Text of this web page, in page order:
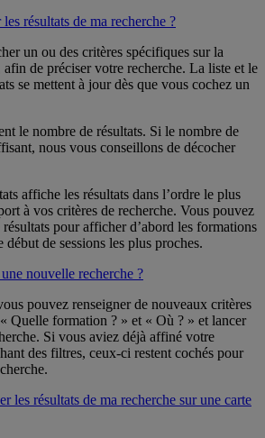
résultats de ma recherche ?
un ou des critères spécifiques sur la
afin de préciser votre recherche. La liste et le
se mettent à jour dès que vous cochez un
le nombre de résultats. Si le nombre de
nous vous conseillons de décocher
affiche les résultats dans l’ordre le plus
à vos critères de recherche. Vous pouvez
pour afficher d’abord les formations
début de sessions les plus proches.
nouvelle recherche ?
pouvez renseigner de nouveaux critères
Quelle formation ? » et « Où ? » et lancer
Si vous aviez déjà affiné votre
des filtres, ceux-ci restent cochés pour
les résultats de ma recherche sur une carte